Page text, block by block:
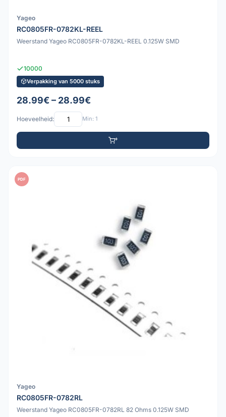
Yageo
RC0805FR-0782KL-REEL
Weerstand Yageo RC0805FR-0782KL-REEL 0.125W SMD
10000
Verpakking van 5000 stuks
28.99€ – 28.99€
Hoeveelheid: Min: 1
PDF
Yageo
RC0805FR-0782RL
Weerstand Yageo RC0805FR-0782RL 82 Ohms 0.125W SMD